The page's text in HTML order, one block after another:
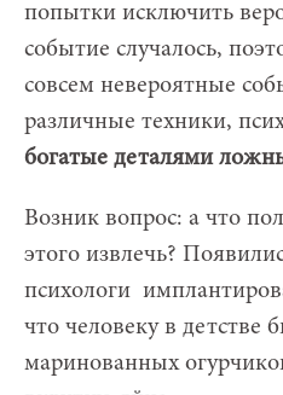
попытки исключить
событие случалось,
совсем невероятные
различные техники,
богатые деталями
Возник вопрос: а что
этого извлечь?
психологи
что человеку в детстве
маринованных